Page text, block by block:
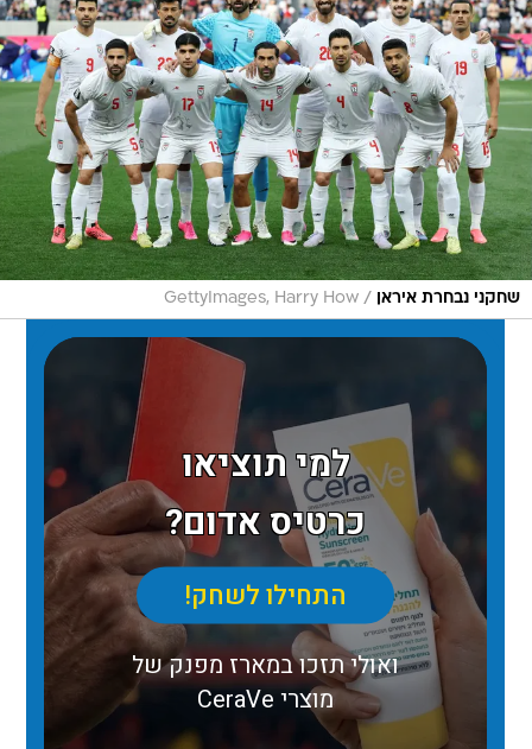
שחקני נבחרת איראן /
GettyImages, Harry How